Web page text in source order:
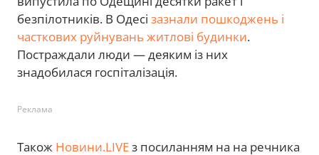
безпілотників. В Одесі зазнали пошкоджень і
часткових руйнувань житлові будинки.
Постраждали люди — деяким із них
знадобилася госпіталізація.
Реклама
Також Новини.LIVEз посиланням на на речника